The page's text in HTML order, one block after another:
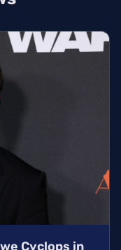
Cyclops in